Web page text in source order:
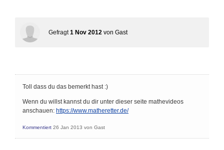
Gefragt 1 Nov 2012 von Gast
Toll dass du das bemerkt hast :)
Wenn du willst kannst du dir unter dieser seite mathevideos
anschauen: https://www.matheretter.de/
Kommentiert 26 Jan 2013 von Gast